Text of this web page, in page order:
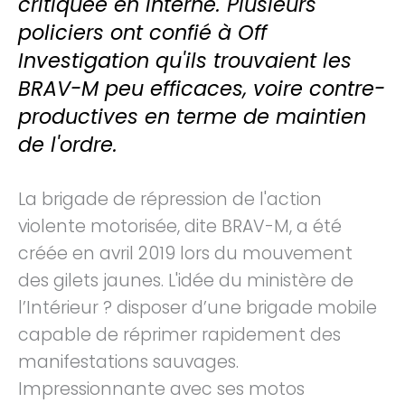
policiers ont confié à Off
Investigation qu'ils trouvaient les
BRAV-M peu efficaces, voire contre-
productives en terme de maintien
de l'ordre.
La brigade de répression de l'action
violente motorisée, dite BRAV-M, a été
créée en avril 2019 lors du mouvement
des gilets jaunes. L'idée du ministère de
l’Intérieur ? disposer d’une brigade mobile
capable de réprimer rapidement des
manifestations sauvages.
Impressionnante avec ses motos